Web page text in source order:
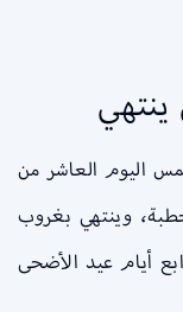
اليوم العاشر من
وينتهي بغروب
أيام عيد الأضحى